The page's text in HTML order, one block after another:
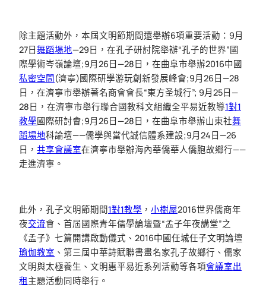
除主題活動外，本屆文明節期間還舉辦6項重要活動：9月
27日舞蹈場地—29日，在孔子研討院舉辦“孔子的世界”國
際學術岑嶺論壇;9月26日—28日，在曲阜市舉辦2016中國
私密空間(濟寧)國際研學游玩創新發展峰會;9月26日—28
日，在濟寧市舉辦著名商會會長“東方圣城行”; 9月25日—
28日，在濟寧市舉行聯合國教科文組織全平易近教導1對1
教學國際研討會;9月26日—28日，在曲阜市舉辦山東社舞
蹈場地科論壇——儒學與當代誠信體系建設;9月24日—26
日， 共享會議室在濟寧市舉辦海內華僑華人僑胞故鄉行——
走進濟寧。
此外，孔子文明節期間1對1教學 ， 小樹屋2016世界儒商年
夜交流會、首屆國際青年儒學論壇暨“孟子年夜講堂”之
《孟子》七篇開講啟動儀式、2016中國任城任子文明論壇
瑜伽教室 、第三屆中華詩賦聯書畫名家孔子故鄉行、儒家
文明與太極養生、文明惠平易近系列活動等各項會議室出
租主題活動同時舉行。